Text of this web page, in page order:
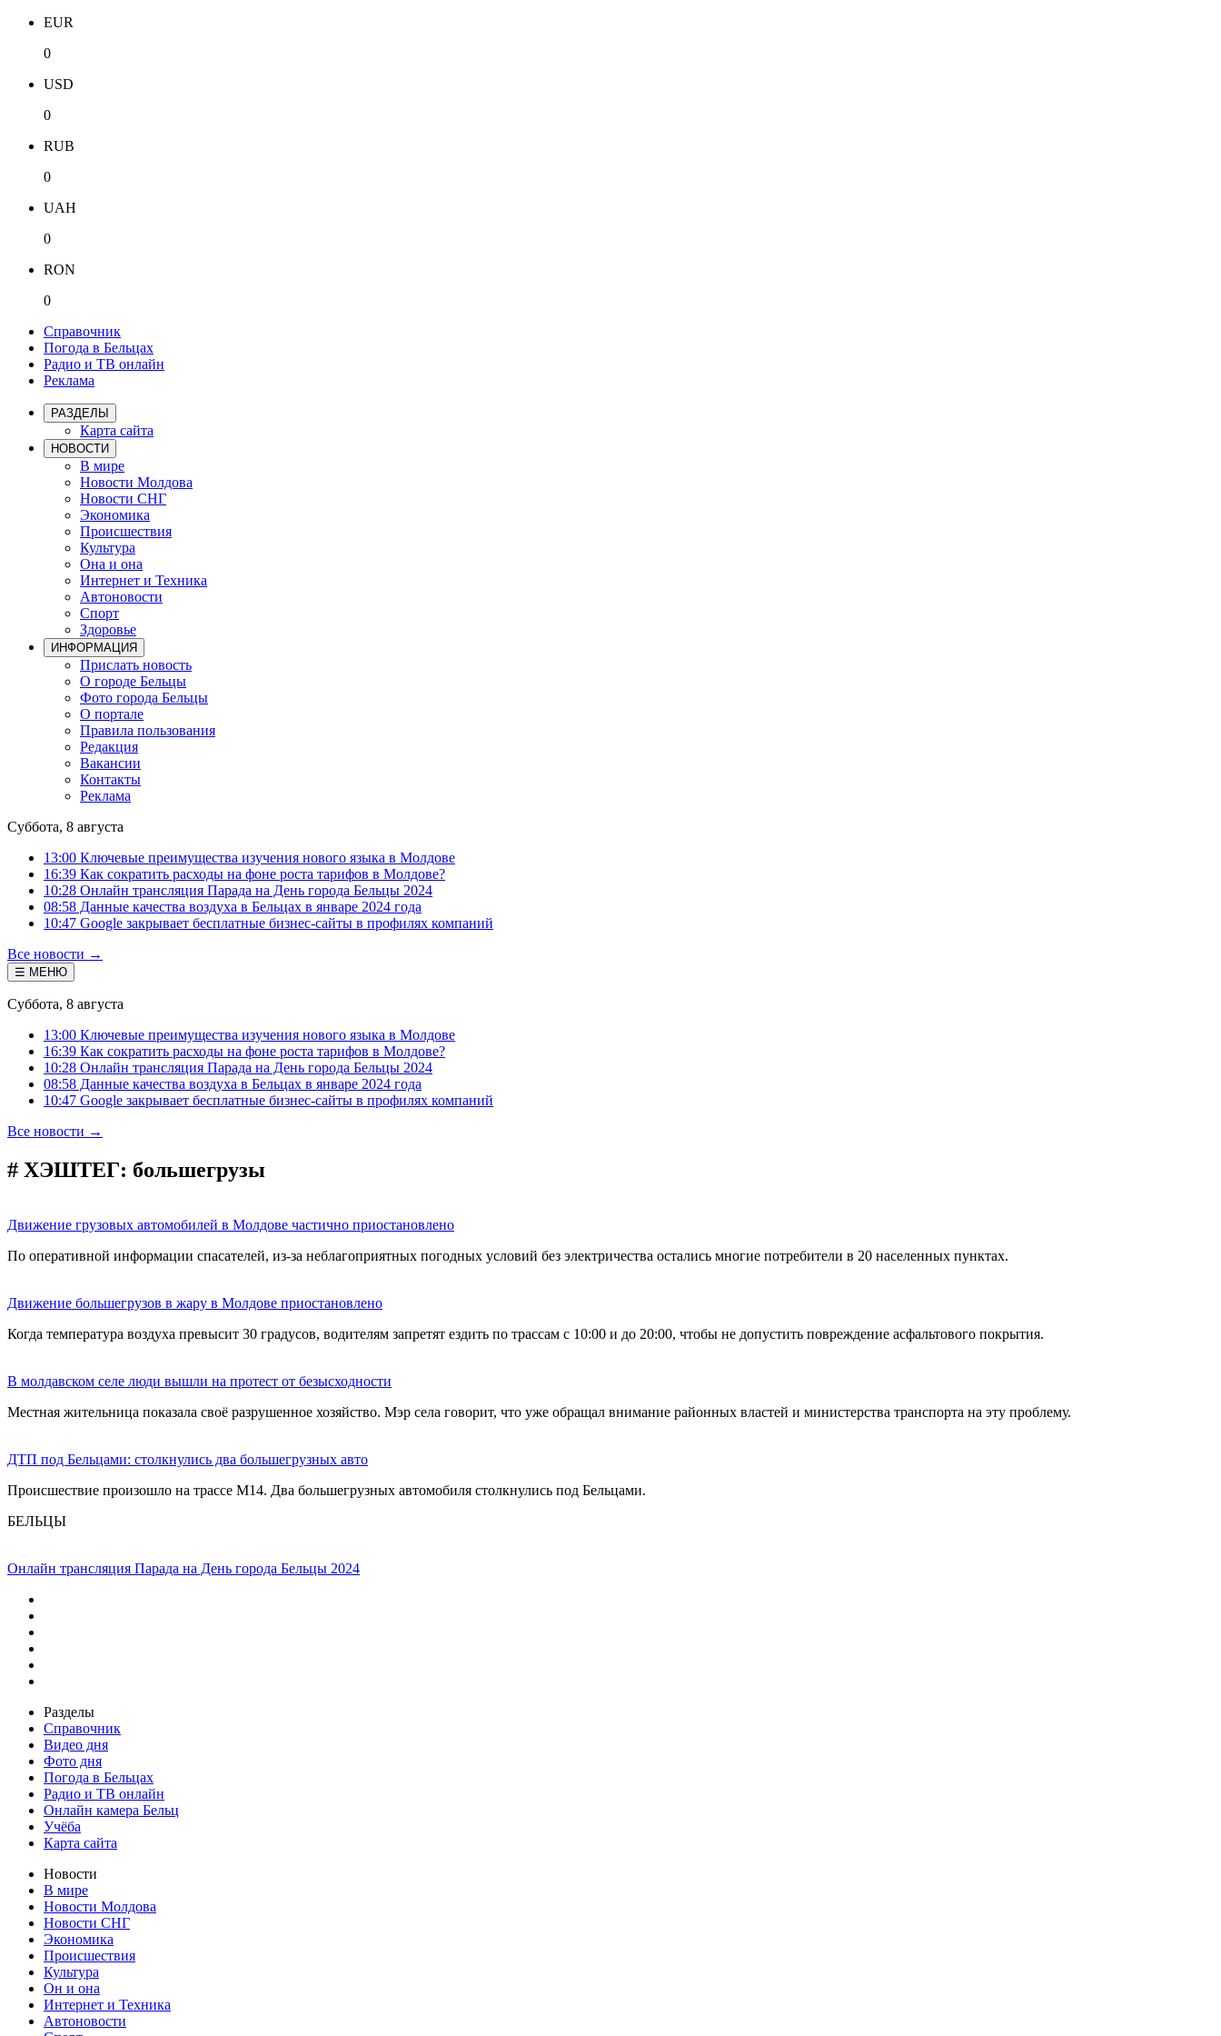
EUR
0
USD
0
RUB
0
UAH
0
RON
0
Справочник
Погода в Бельцах
Радио и ТВ онлайн
Реклама
РАЗДЕЛЫ
Карта сайта
НОВОСТИ
В мире
Новости Молдова
Новости СНГ
Экономика
Происшествия
Культура
Она и она
Интернет и Техника
Автоновости
Спорт
Здоровье
ИНФОРМАЦИЯ
Прислать новость
О городе Бельцы
Фото города Бельцы
О портале
Правила пользования
Редакция
Вакансии
Контакты
Реклама
Суббота, 8 августа
13:00 Ключевые преимущества изучения нового языка в Молдове
16:39 Как сократить расходы на фоне роста тарифов в Молдове?
10:28 Онлайн трансляция Парада на День города Бельцы 2024
08:58 Данные качества воздуха в Бельцах в январе 2024 года
10:47 Google закрывает бесплатные бизнес-сайты в профилях компаний
Все новости →
☰ МЕНЮ
Суббота, 8 августа
13:00 Ключевые преимущества изучения нового языка в Молдове
16:39 Как сократить расходы на фоне роста тарифов в Молдове?
10:28 Онлайн трансляция Парада на День города Бельцы 2024
08:58 Данные качества воздуха в Бельцах в январе 2024 года
10:47 Google закрывает бесплатные бизнес-сайты в профилях компаний
Все новости →
# ХЭШТЕГ: большегрузы
Движение грузовых автомобилей в Молдове частично приостановлено
По оперативной информации спасателей, из-за неблагоприятных погодных условий без электричества остались многие потребители в 20 населенных пунктах.
Движение большегрузов в жару в Молдове приостановлено
Когда температура воздуха превысит 30 градусов, водителям запретят ездить по трассам с 10:00 и до 20:00, чтобы не допустить повреждение асфальтового покрытия.
В молдавском селе люди вышли на протест от безысходности
Местная жительница показала своё разрушенное хозяйство. Мэр села говорит, что уже обращал внимание районных властей и министерства транспорта на эту проблему.
ДТП под Бельцами: столкнулись два большегрузных авто
Происшествие произошло на трассе М14. Два большегрузных автомобиля столкнулись под Бельцами.
БЕЛЬЦЫ
Онлайн трансляция Парада на День города Бельцы 2024
Разделы
Справочник
Видео дня
Фото дня
Погода в Бельцах
Радио и ТВ онлайн
Онлайн камера Бельц
Учёба
Карта сайта
Новости
В мире
Новости Молдова
Новости СНГ
Экономика
Происшествия
Культура
Он и она
Интернет и Техника
Автоновости